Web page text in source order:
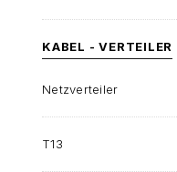
KABEL - VERTEILER
Netzverteiler
T13